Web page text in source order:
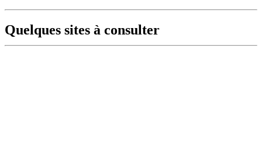
Quelques sites à consulter